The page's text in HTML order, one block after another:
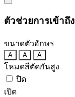
ตัวช่วยการเข้าถึง
ขนาดตัวอักษร
A A A
โหมดสีตัดกันสูง
ปิด
เปิด